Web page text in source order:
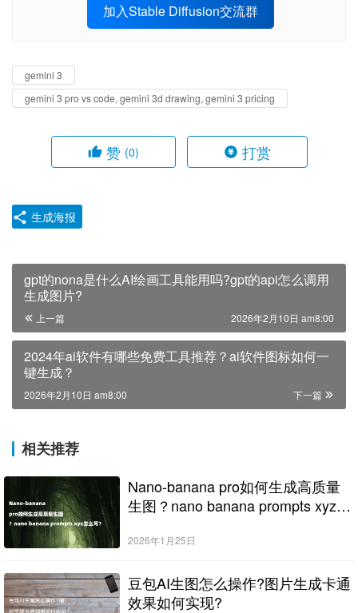
加入Stable Diffusion交流群
gemini 3
gemini 3 pro vs code, gemini 3d drawing, gemini 3 pricing
赞 (0) 打赏
生成海报
gpt的nona是什么AI绘画工具能用吗?gpt的api怎么调用
生成图片?
上一篇 2026年2月10日 am8:00
2024年ai软件有哪些免费工具推荐？ai软件图标如何一
键生成？
下一篇
2026年2月10日 am8:00
相关推荐
Nano-banana pro如何生成高质量
生图？nano banana prompts xyz怎
2026年1月25日
豆包AI生图怎么操作?图片生成卡通
效果如何实现?